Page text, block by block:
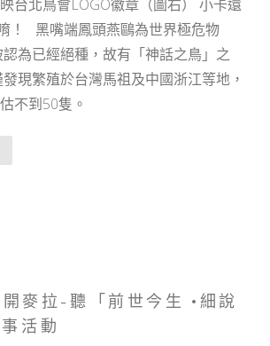
台北鳥會LOGO徽章（圖右） 小卡還
！ 黑嘴端鳳頭燕鷗為世界極危物
為已經絕種，故有「神話之鳥」之
現繁殖於台灣馬祖及中國浙江等地，
不到50隻。
開麥拉-聽「前世今生 •細說
活動